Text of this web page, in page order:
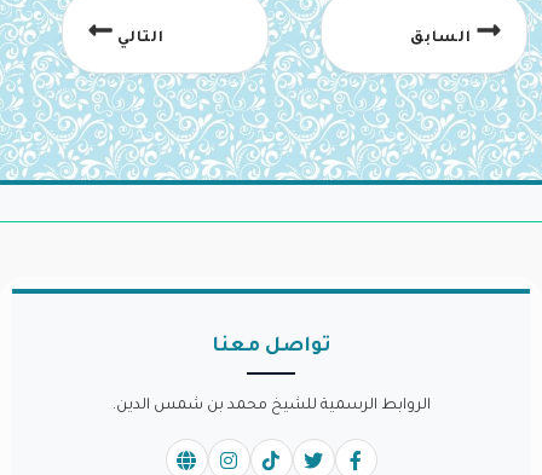
السابق التالي
تواصل معنا
الروابط الرسمية للشيخ محمد بن شمس الدين.